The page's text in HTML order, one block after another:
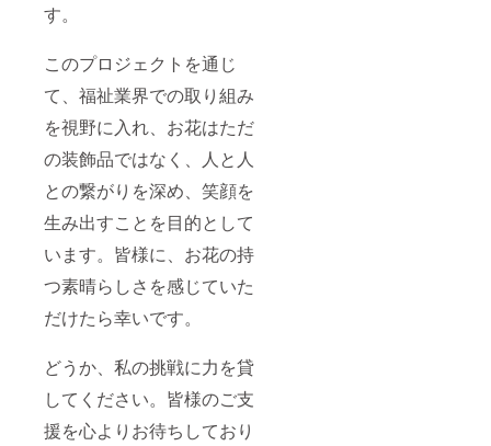
す。
このプロジェクトを通じ
て、福祉業界での取り組み
を視野に入れ、お花はただ
の装飾品ではなく、人と人
との繋がりを深め、笑顔を
生み出すことを目的として
います。皆様に、お花の持
つ素晴らしさを感じていた
だけたら幸いです。
どうか、私の挑戦に力を貸
してください。皆様のご支
援を心よりお待ちしており